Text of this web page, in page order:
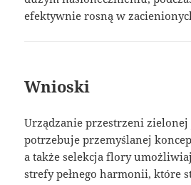
efektywnie rosną w
Wnioski
Urządzanie przestrzeni
potrzebuje przemyślanej
a także selekcja flory
strefy pełnego harmonii, które